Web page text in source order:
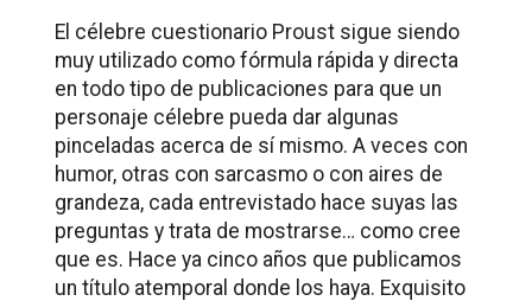
El célebre cuestionario Proust sigue siendo
muy utilizado como fórmula rápida y directa
en todo tipo de publicaciones para que un
personaje célebre pueda dar algunas
pinceladas acerca de sí mismo. A veces con
humor, otras con sarcasmo o con aires de
grandeza, cada entrevistado hace suyas las
preguntas y trata de mostrarse… como cree
que es. Hace ya cinco años que publicamos
un título atemporal donde los haya. Exquisito